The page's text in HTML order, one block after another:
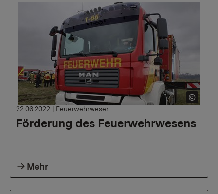
Förderung des Feuerwehrwesens
22.06.2022 | Feuerwehrwesen
Mehr